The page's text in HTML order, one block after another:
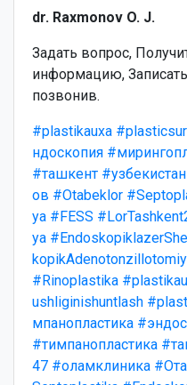
dr. Raxmonov O. J.
Задать вопрос,
информацию,
позвонив.
#plastikauxa
ндоскопия
#ташкент #узбекистан
ов #Otabeklor
ya #FESS
ya
#Rinoplastika
ushliginishuntlash
мпанопластика
#тимпанопластика
47 #оламклиника